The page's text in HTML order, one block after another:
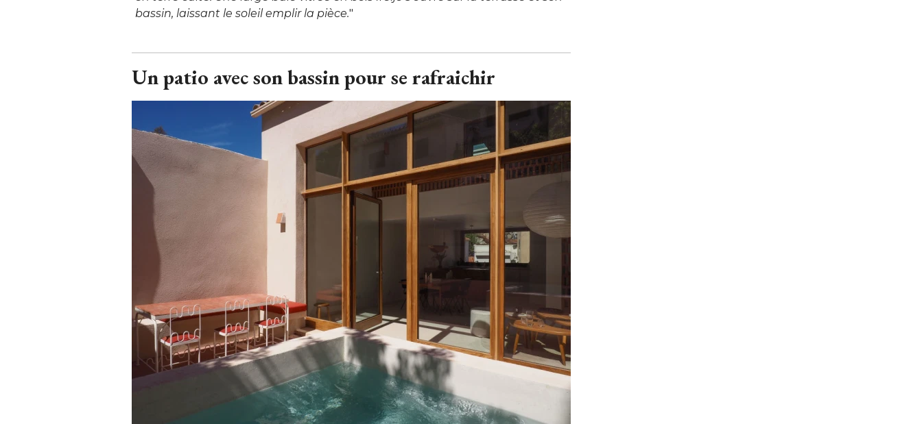
bassin, laissant le soleil emplir la pièce."
Un patio avec son bassin pour se rafraichir